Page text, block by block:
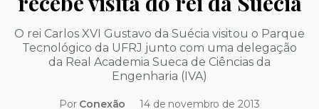
O rei Carlos XVI Gustavo da Suécia visitou o Parque
Tecnológico da UFRJ junto com uma delegação
da Real Academia Sueca de Ciências da
Engenharia (IVA)
Por Conexão 14 de novembro de 2013